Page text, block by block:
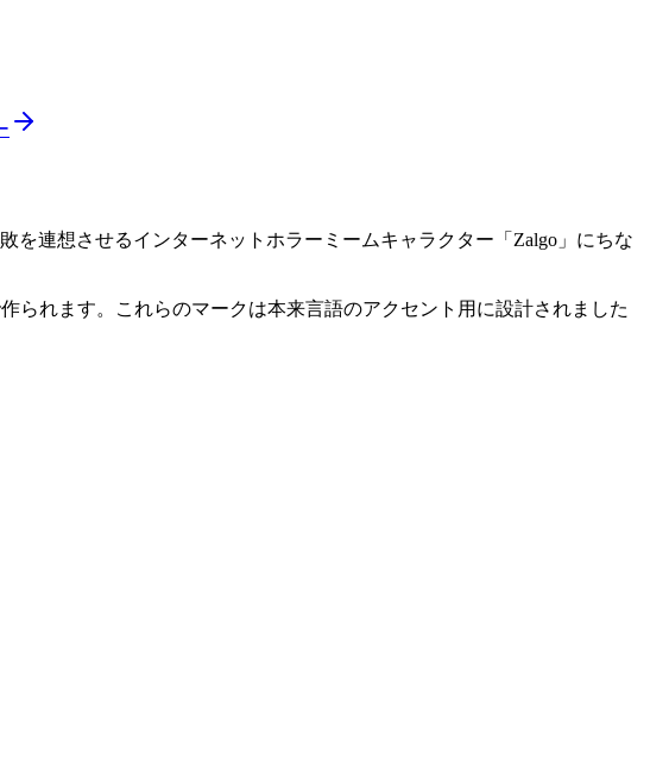
連想させるインターネットホラーミームキャラクター「Zalgo」にちな
られます。これらのマークは本来言語のアクセント用に設計されました